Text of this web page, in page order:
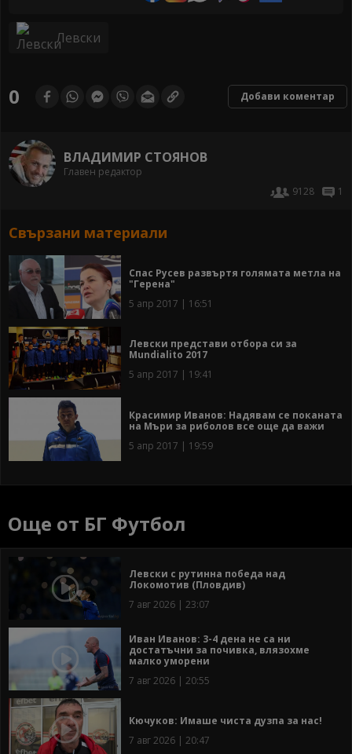
Левски
0 Добави коментар
ВЛАДИМИР СТОЯНОВ
Главен редактор
9128
1
Свързани материали
Спас Русев развъртя голямата метла на
"Герена"
5 апр 2017 | 16:51
Левски представи отбора си за
Mundialito 2017
5 апр 2017 | 19:41
Красимир Иванов: Надявам се поканата
на Мъри за риболов все още да важи
5 апр 2017 | 19:59
Още от БГ Футбол
Левски с рутинна победа над
Локомотив (Пловдив)
7 авг 2026 | 23:07
Иван Иванов: 3-4 дена не са ни
достатъчни за почивка, влязохме
малко уморени
7 авг 2026 | 20:55
Кючуков: Имаше чиста дузпа за нас!
7 авг 2026 | 20:47